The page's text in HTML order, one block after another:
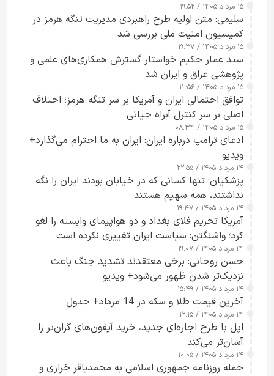
۱۵ مرداد ۱۴۰۵ / ۱۹:۵۲
سلیمی: متن اولیه طرح راهبردی مدیریت تنگه هرمز در
کمیسیون امنیت ملی بررسی شد
۱۵ مرداد ۱۴۰۵ / ۱۹:۳۷
سید عمار حکیم خواستار گسترش همکاری‌های علمی و
پژوهشی عراق و ایران شد
۱۵ مرداد ۱۴۰۵ / ۱۲:۵۶
توافق احتمالی ایران و آمریکا بر سر تنگه هرمز؛ اختلاف
اصلی بر سر کنترل آبراه حیاتی
۱۵ مرداد ۱۴۰۵ / ۰۸:۳۴
ادعای ترامپ درباره ایران: ایران به ما احترام می‌گذارد+
ویدیو
۱۴ مرداد ۱۴۰۵ / ۲۲:۵۵
پزشکیان: تنها کسانی که در خیابان بودند ایران را نگه
نداشتند، همه سهیم هستند
۱۴ مرداد ۱۴۰۵ / ۱۹:۴۷
آمریکا تحریم فلای بغداد و دو هواپیمای وابسته را لغو
کرد؛ واشنگتن: سیاست ایران تغییری نکرده است
۱۴ مرداد ۱۴۰۵ / ۱۹:۰۷
حسن روحانی: برخی معتقدند تشدید جنگ باعث
نزدیک‌تر شدن ظهور می‌شود+ ویدیو
۱۴ مرداد ۱۴۰۵ / ۱۵:۴۹
آخرین قیمت طلا و سکه در 14 مرداد+ جدول
۱۴ مرداد ۱۴۰۵ / ۱۲:۱۵
اپل با طرح اجاره‌ای جدید، خرید آیفون‌های گران‌تر را
آسان‌تر می‌کند
۱۴ مرداد ۱۴۰۵ / ۱۰:۰۵
حمله روزنامه جمهوری اسلامی به محمدباقر خرازی و